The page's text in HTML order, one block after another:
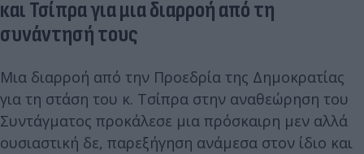
και Τσίπρα για μια διαρροή από τη
συνάντησή τους
Μια διαρροή από την Προεδρία της Δημοκρατίας
για τη στάση του κ. Τσίπρα στην αναθεώρηση του
Συντάγματος προκάλεσε μια πρόσκαιρη μεν αλλά
ουσιαστική δε, παρεξήγηση ανάμεσα στον ίδιο και